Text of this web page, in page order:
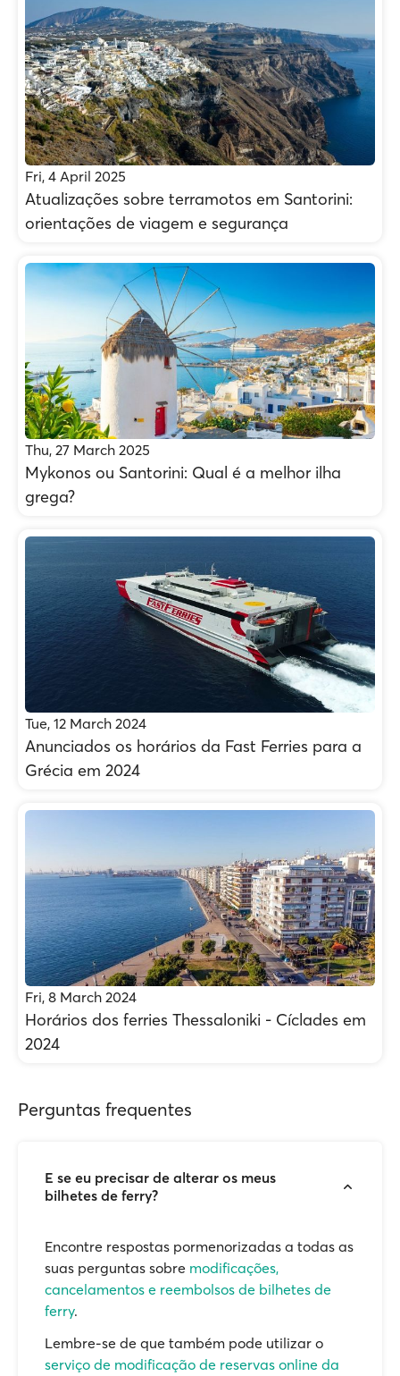
Fri, 4 April 2025
Atualizações sobre terramotos em Santorini:
orientações de viagem e segurança
Thu, 27 March 2025
Mykonos ou Santorini: Qual é a melhor ilha
grega?
Tue, 12 March 2024
Anunciados os horários da Fast Ferries para a
Grécia em 2024
Fri, 8 March 2024
Horários dos ferries Thessaloniki - Cíclades em
2024
Perguntas frequentes
E se eu precisar de alterar os meus
bilhetes de ferry?
Encontre respostas pormenorizadas a todas as
suas perguntas sobre modificações,
cancelamentos e reembolsos de bilhetes de
ferry.
Lembre-se de que também pode utilizar o
serviço de modificação de reservas online da